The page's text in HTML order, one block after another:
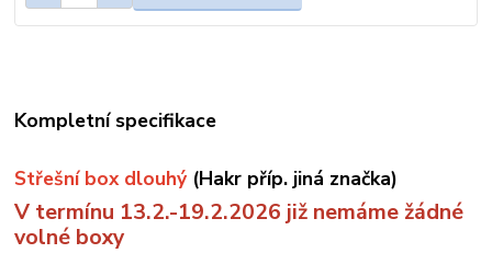
Kompletní specifikace
Střešní box dlouhý (Hakr příp. jiná značka)
V termínu 13.2.-19.2.2026 již nemáme žádné
volné boxy